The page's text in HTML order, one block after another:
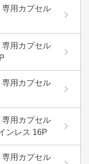
用カプセル
用カプセル
用カプセル
用カプセル
ンレス 16P
用カプセル